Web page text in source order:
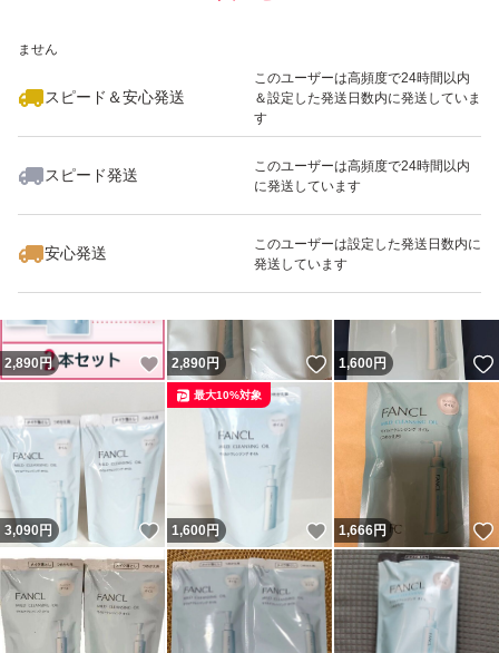
ません
スピード＆安心発送
このユーザーは高頻度で24時間以内
＆設定した発送日数内に発送していま
す
スピード発送
このユーザーは高頻度で24時間以内
に発送しています
安心発送
このユーザーは設定した発送日数内に
発送しています
いいね！
2,980
2,890 円 いいね！
2,890円 いいね！
1,600円
3,090円 いいね！
1,600円 いいね！
最大10%対象
1,666円